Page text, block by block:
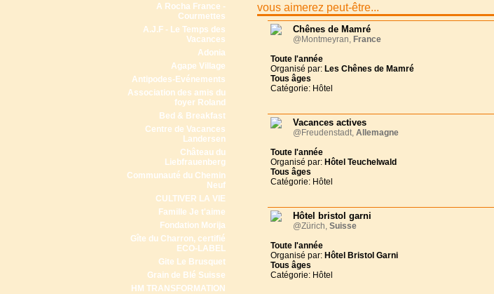
A Rocha France -
Courmettes
A.J.F - Le Temps des
Vacances
Adonia
Agape Village
Antipodes-Evénements
Association des amis du
foyer Roland
Bed & Breakfast
Centre de Vacances
Landersen
Château du
Liebfrauenberg
Communauté du Chemin
Neuf
CULTIVER LA VIE
Famille Je t'aime
Fondation Morija
Gîte du Charron, certifié
ECO-LABEL
Gite Le Brusquet
Grain de Blé Suisse
HM TRANSFORMATION
vous aimerez peut-être...
Chênes de Mamré
@Montmeyran, France
Toute l'année
Organisé par: Les Chênes de Mamré
Tous âges
Catégorie: Hôtel
Vacances actives
@Freudenstadt, Allemagne
Toute l'année
Organisé par: Hôtel Teuchelwald
Tous âges
Catégorie: Hôtel
Hôtel bristol garni
@Zürich, Suisse
Toute l'année
Organisé par: Hôtel Bristol Garni
Tous âges
Catégorie: Hôtel